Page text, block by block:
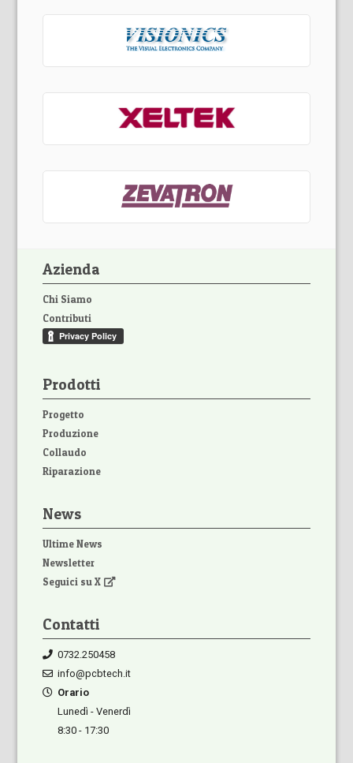
Azienda
Chi Siamo
Contributi
Prodotti
Progetto
Produzione
Collaudo
Riparazione
News
Ultime News
Newsletter
Seguici su X
Contatti
0732.250458
info@pcbtech.it
Orario
Lunedì - Venerdì
8:30 - 17:30